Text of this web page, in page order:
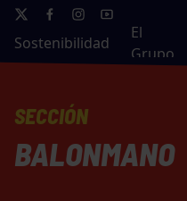
Sostenibilidad
El
Grupo
SECCIÓN
BALONMANO